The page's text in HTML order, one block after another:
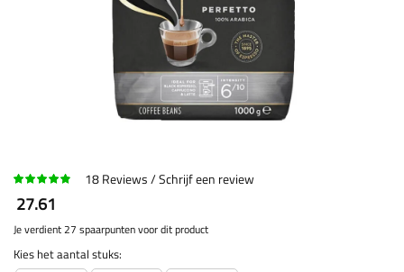
18Reviews Schrijf een review
27.61
Je verdient 27 spaarpunten voor dit product
Kies het aantal stuks: